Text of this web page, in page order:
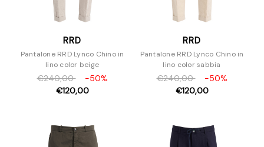
RRD
Pantalone RRD Lynco Chino in
lino color beige
€240,00
-50%
€120,00
RRD
Pantalone RRD Lynco Chino in
lino color sabbia
€240,00
-50%
€120,00